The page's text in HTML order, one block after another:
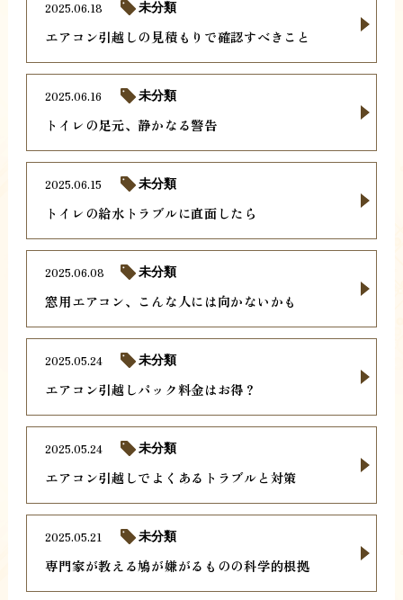
エアコン引越しの見積もりで確認すべきこと
2025.06.18 未分類
トイレの足元、静かなる警告
2025.06.16 未分類
トイレの給水トラブルに直面したら
2025.06.15 未分類
窓用エアコン、こんな人には向かないかも
2025.06.08 未分類
エアコン引越しパック料金はお得？
2025.05.24 未分類
エアコン引越しでよくあるトラブルと対策
2025.05.24 未分類
専門家が教える鳩が嫌がるものの科学的根拠
2025.05.21 未分類